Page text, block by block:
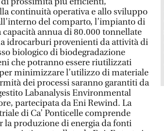
continuità operativa e allo sviluppo
del comparto, l’impianto di
annua di 80.000 tonnellate
idrocarburi provenienti da attività di
biologico di biodegradazione
che potranno essere riutilizzati
minimizzare l’utilizzo di materiale
dei processi saranno garantiti da
Labanalysis Environmental
partecipata da Eni Rewind. La
di Ca’ Ponticelle comprende
produzione di energia da fonti